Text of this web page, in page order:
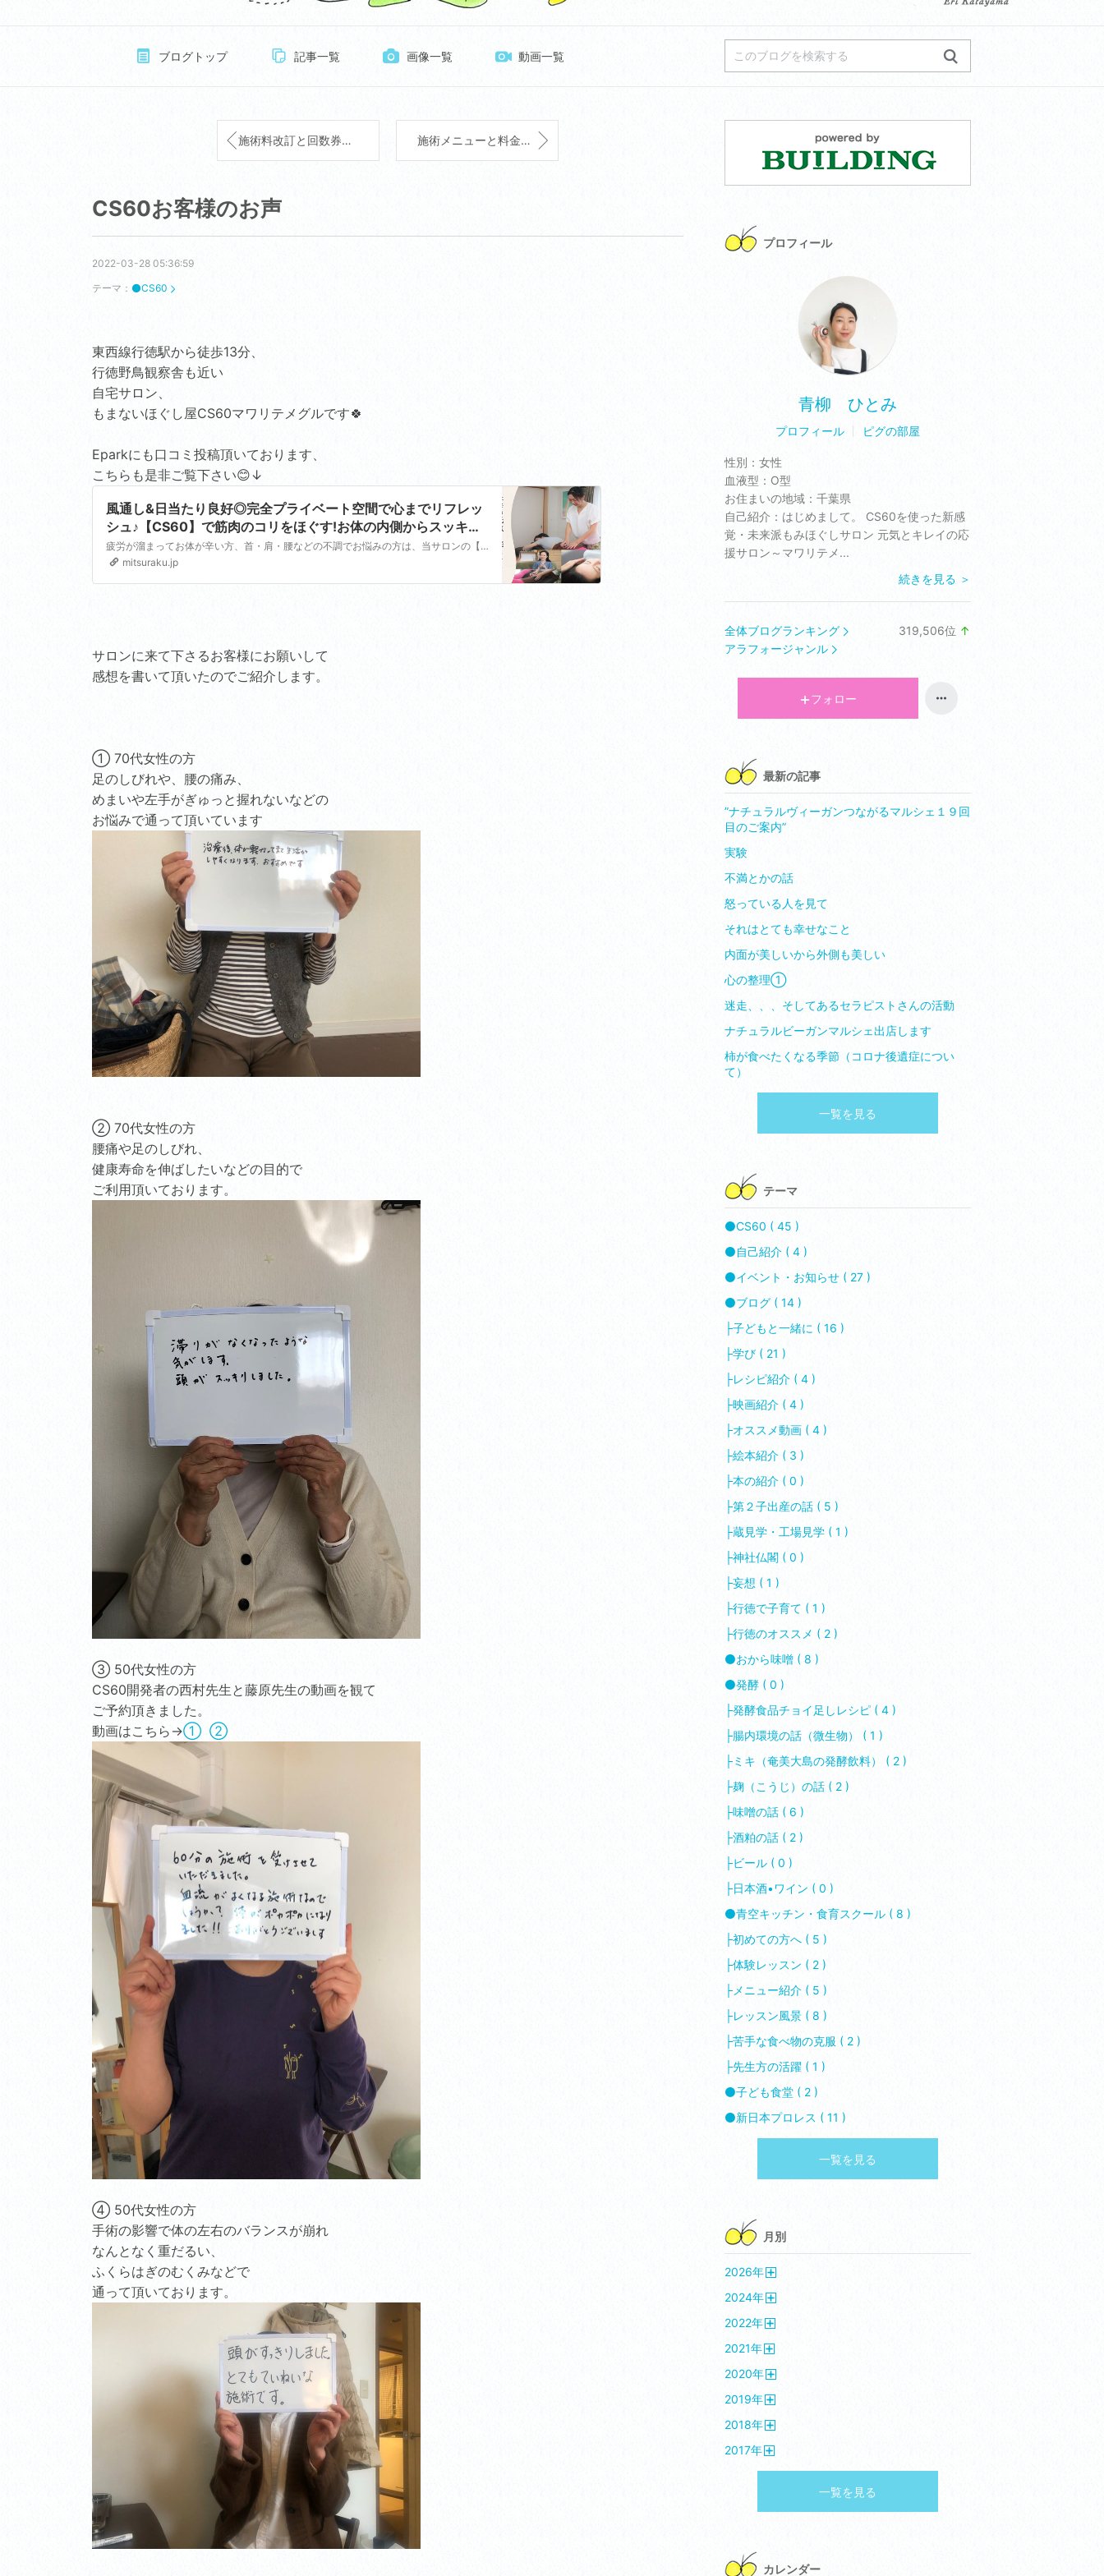
ブログトップ 記事一覧 画像一覧 動画一覧
施術料改訂と回数券などのお知らせ 施術メニューと料金改定のお知らせ
CS60お客様のお声
2022-03-28 05:36:59
テーマ： ⚫️CS60
東西線行徳駅から徒歩13分、
行徳野鳥観察舎も近い
自宅サロン、
もまないほぐし屋CS60マワリテメグルです🍀
Eparkにも口コミ投稿頂いております、
こちらも是非ご覧下さい😊↓
風通し&日当たり良好◎完全プライベート空間で心までリフレッ
シュ♪【CS60】で筋肉のコリをほぐす!お体の内側からスッキリ
とする施術です。
疲労が溜まってお体が辛い方、首・肩・腰などの不調でお悩みの方は、当サロンの【CS60ボディケア】をお試しになってみませんか?CS60は先端から磁力線が出ています。服の上から全身をこすってもみほぐして行く事で、筋肉のコリをほぐし、体の巡りをスムーズに。内側からスッキリとさせていきます!手技よりも深い部分にアプローチできる事が特徴です。スマホやパソコン…
mitsuraku.jp
サロンに来て下さるお客様にお願いして
感想を書いて頂いたのでご紹介します。
① 70代女性の方
足のしびれや、腰の痛み、
めまいや左手がぎゅっと握れないなどの
お悩みで通って頂いています
② 70代女性の方
腰痛や足のしびれ、
健康寿命を伸ばしたいなどの目的で
ご利用頂いております。
③ 50代女性の方
CS60開発者の西村先生と藤原先生の動画を観て
ご予約頂きました。
動画はこちら→① ②
④ 50代女性の方
手術の影響で体の左右のバランスが崩れ
なんとなく重だるい、
ふくらはぎのむくみなどで
通って頂いております。
プロフィール
青柳 ひとみ
プロフィール ピグの部屋
性別： 女性
血液型： O型
お住まいの地域： 千葉県
自己紹介： はじめまして。 CS60を使った新感
覚・未来派もみほぐしサロン 元気とキレイの応
援サロン～マワリテメ...
続きを見る ＞
全体ブログランキング 319,506位 ↑
アラフォージャンル
フォロー
最新の記事
”ナチュラルヴィーガンつながるマルシェ１９回
目のご案内”
実験
不満とかの話
怒っている人を見て
それはとても幸せなこと
内面が美しいから外側も美しい
心の整理①
迷走、、、そしてあるセラピストさんの活動
ナチュラルビーガンマルシェ出店します
柿が食べたくなる季節（コロナ後遺症につい
て）
一覧を見る
テーマ
⚫️CS60 ( 45 )
⚫自己紹介 ( 4 )
⚫イベント・お知らせ ( 27 )
⚫ブログ ( 14 )
├子どもと一緒に ( 16 )
├学び ( 21 )
├レシピ紹介 ( 4 )
├映画紹介 ( 4 )
├オススメ動画 ( 4 )
├絵本紹介 ( 3 )
├本の紹介 ( 0 )
├第２子出産の話 ( 5 )
├蔵見学・工場見学 ( 1 )
├神社仏閣 ( 0 )
├妄想 ( 1 )
├行徳で子育て ( 1 )
├行徳のオススメ ( 2 )
⚫おから味噌 ( 8 )
⚫️発酵 ( 0 )
├発酵食品チョイ足しレシピ ( 4 )
├腸内環境の話（微生物） ( 1 )
├ミキ（奄美大島の発酵飲料） ( 2 )
├麹（こうじ）の話 ( 2 )
├味噌の話 ( 6 )
├酒粕の話 ( 2 )
├ビール ( 0 )
├日本酒•ワイン ( 0 )
⚫青空キッチン・食育スクール ( 8 )
├初めての方へ ( 5 )
├体験レッスン ( 2 )
├メニュー紹介 ( 5 )
├レッスン風景 ( 8 )
├苦手な食べ物の克服 ( 2 )
├先生方の活躍 ( 1 )
⚫子ども食堂 ( 2 )
⚫️新日本プロレス ( 11 )
一覧を見る
月別
2026年
2024年
2022年
2021年
2020年
2019年
2018年
2017年
一覧を見る
カレンダー